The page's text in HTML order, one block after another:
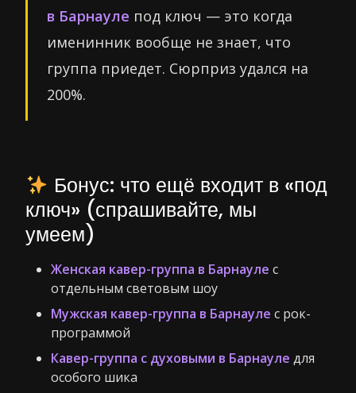
в Барнауле под ключ — это когда
именинник вообще не знает, что
группа приедет. Сюрприз удался на
200%.
Бонус: что ещё входит в «под
ключ» (спрашивайте, мы
умеем)
Женская кавер-группа в Барнауле с
отдельным световым шоу
Мужская кавер-группа в Барнауле с рок-
программой
Кавер-группа с духовыми в Барнауле для
особого шика